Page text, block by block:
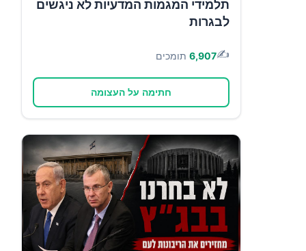
תלמידי המגמות המדעיות לא ניגשים
לבגרות
✍️
6,907 תומכים
חתימה על העצומה